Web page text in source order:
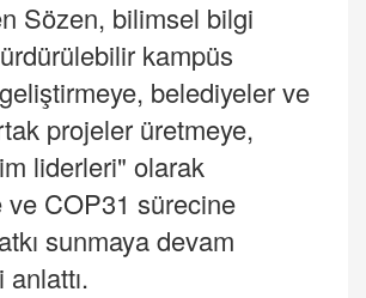
Sözen, bilimsel bilgi
kampüs
belediyeler ve
projeler üretmeye,
liderleri" olarak
ve COP31 sürecine
sunmaya devam